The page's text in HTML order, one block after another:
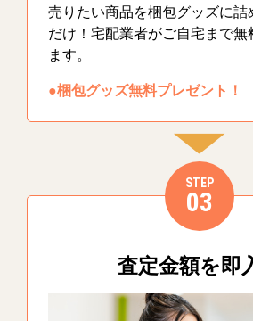
売りたい商品を梱包グッズに詰
だけ！宅配業者がご自宅まで無
ます。
●梱包グッズ無料プレゼント！
STEP
03
査定金額を即